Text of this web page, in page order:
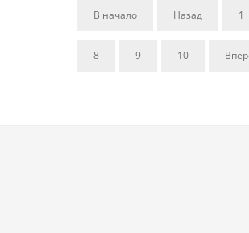
В начало Назад 1
8 9 10